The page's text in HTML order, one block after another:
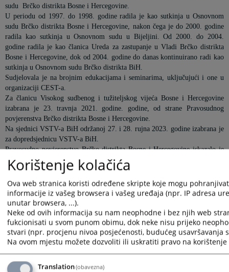
sudu Brčko distrikta Bosne i Hercegovine.
U periodu od 1997. do 1998. godine radila je kao sutkinja u Osnovnom
sudu Brčko distrikta Bosne i Hercegovine, nakon čega je do 2000. godine
radila kao sutkinja u Osnovnom sudu u Bijeljini. Od 2000. do 2004.
godine radila je kao članica Ureda za zastupanje u Vladi Brčko distrikta
Bosne i Hercegovine, dok od 2004. godine do danas kontinuirano radi kao
sutkinja u Osnovnom sudu Brčko distrikta BiH.
Sudjelovala je na brojnim edukacijama i seminarima, uključujući i one u
organizaciji CEST-a.
Za članicu Visokog sudbenog i tužiteljskog vijeća Bosne i Hercegovine
izabrana je 23. travnja 2021. godine. godine, od strane Pravosudnog
povjerenstva Brčko distrikta Bosne i Hercegovine.
Na sjednici VSTV-a BiH održanoj 27. i 28. rujna 2023. godine izabrana je
za dopredsjednicu VSTV-a BiH.
Pravosudno povjerenstvo Brčko distrikta Bosne i Hercegovine iskazalo je
povjerenje sutkinji Obradović izabraviši je za članicu VSTV-a BiH
ponovo u veljači 2025. godine.
Prikazana vijest je na: Hrvatski jezik
Vijest dostupna još na
Bosanski jezik Srpski jezik
951PREGLEDA
Korištenje kolačića
Ova web stranica koristi određene skripte koje mogu
informacije iz vašeg browsera i vašeg uređaja (npr. IP adresa
unutar browsera, ...).
Neke od ovih informacija su nam neophodne i bez njih web
fukcionisati u svom punom obimu, dok neke nisu prijeko
stvari (npr. procjenu nivoa posjećenosti, budućeg usavršavanja
Na ovom mjestu možete dozvoliti ili uskratiti pravo na
Translation(obavezna)